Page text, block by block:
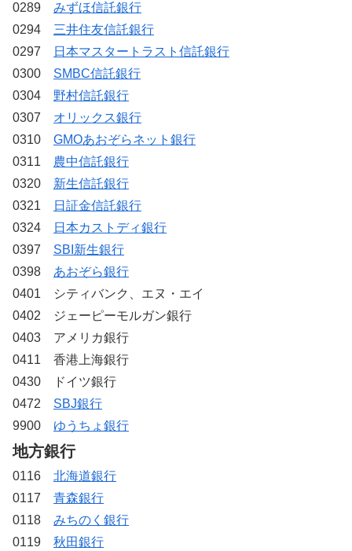
0289 みずほ信託銀行
0294 三井住友信託銀行
0297
日本マスタートラスト信託銀行
0300 SMBC信託銀行
0304 野村信託銀行
0307 オリックス銀行
0310 GMOあおぞらネット銀行
0311 農中信託銀行
0320 新生信託銀行
0321
日証金信託銀行
0324
日本カストディ銀行
0397 SBI新生銀行
0398 あおぞら銀行
0401 シティバンク、エヌ・エイ
0402 ジェーピーモルガン銀行
0403 アメリカ銀行
0411 香港上海銀行
0430 ドイツ銀行
0472 SBJ銀行
9900 ゆうちょ銀行
地方銀行
0116 北海道銀行
0117 青森銀行
0118 みちのく銀行
0119 秋田銀行